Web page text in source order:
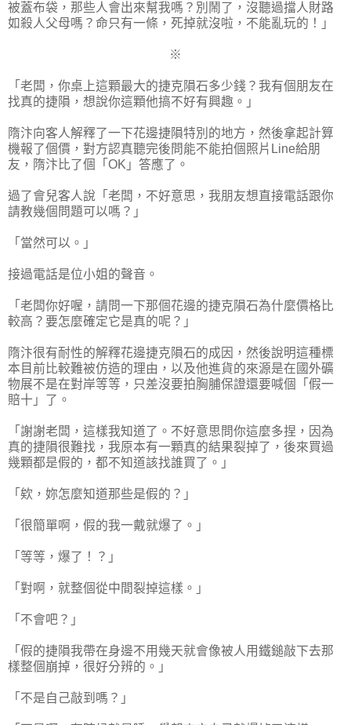
被蓋布袋，那些人會出來幫我嗎？別鬧了，沒聽過擋人財路
如殺人父母嗎？命只有一條， 死掉就沒啦，不能亂玩的！」
※
「老闆，你桌上這顆最大的捷克隕石多少錢？我有個朋友在
找真的捷隕，想說你這顆他搞不好有興趣。」
隋汴向客人解釋了一下花邊捷隕特別的地方，然後拿起計算
機報了個價，對方認真聽完後問能不能拍個照片 Line給朋
友，隋汴比了個「 OK 」答應了。
過了會兒客人說「老闆，不好意思，我朋友想直接電話跟你
請教幾個問題可以嗎？」
「當然可以。」
接過電話是位小姐的聲音。
「老闆你好喔，請問一下那個花邊的捷克隕石為什麼價格比
較高？要怎麼確定它是真的呢？」
隋汴很有耐性的解釋花邊捷克隕石的成因，然後說明這種標
本目前比較難被仿造的理由，以及他進貨的來源是在國外礦
物展不是在對岸等等，只差沒要拍胸脯保證還要喊個「假一
賠十」了。
「謝謝老闆，這樣我知道了。不好意思問你這麼多捏，因為
真的捷隕很難找，我原本有一顆真的結果裂掉了，後來買過
幾顆都是假的，都不知道該找誰買了。」
「欸，妳怎麼知道那些是假的？」
「很簡單啊，假的我一戴就爆了。」
「等等，爆了！？」
「對啊，就整個從中間裂掉這樣。」
「不會吧？」
「假的捷隕我帶在身邊不用幾天就會像被人用鐵鎚敲下去那
樣整個崩掉，很好分辨的。」
「不是自己敲到嗎？」